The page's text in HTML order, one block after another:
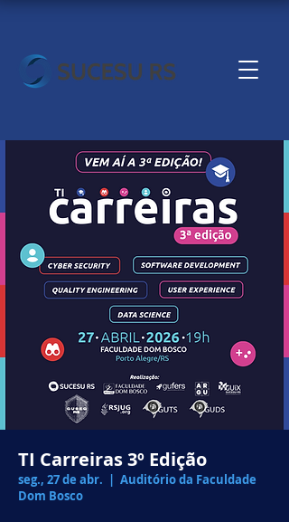
TI Carreiras 3º Edição
seg., 27 de abr.
  |
Auditório da Faculdade
Dom Bosco